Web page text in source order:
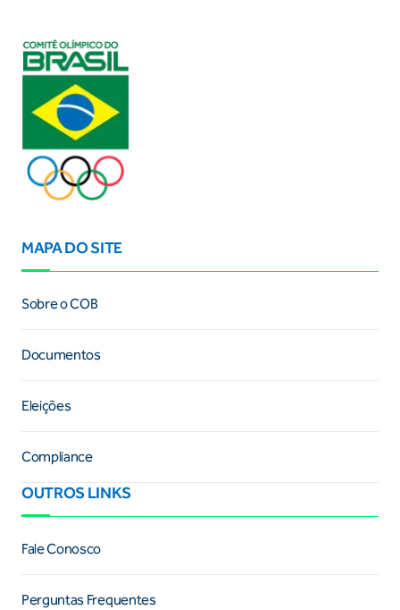
MAPA DO SITE
Sobre o COB
Documentos
Eleições
Compliance
OUTROS LINKS
Fale Conosco
Perguntas Frequentes